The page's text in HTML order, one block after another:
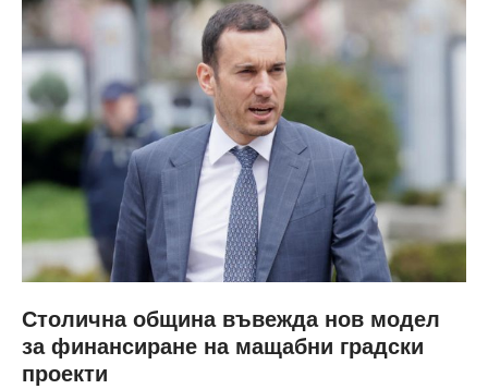
Столична община въвежда нов модел
за финансиране на мащабни градски
проекти